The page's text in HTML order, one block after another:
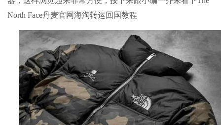
North Face丹麦官网海淘转运回国教程